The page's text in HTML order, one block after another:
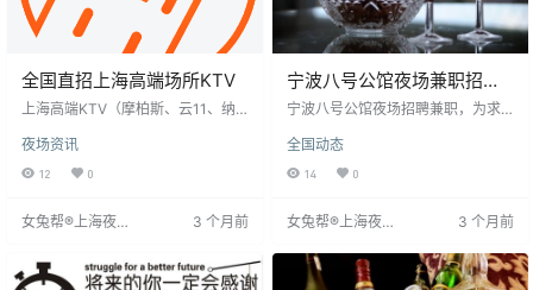
全国直招上海高端场所KTV
上海高端KTV（摩柏斯、云11、纳
要求女性年龄18-30岁，身高155c
m以上，形象好，有无经验均可，全
职或兼职。薪资日结，范围1500-8
着装为白色上衣黑色短裙。欢迎有
勿扰。
夜场资讯
12 0
女兔帮®上海夜场
3 个月前
宁波八号公馆夜场兼职招聘
高薪模特及酒水促销
宁波八号公馆夜场招聘兼职，为求
会。工作时间灵活，适合学生兼
职，无需繁重任务。薪资日结，从1
200元起步，最高可达2000元以
万可能。年底旺季招聘，需求旺
者请尽快联系。
全国动态
14 0
女兔帮®上海夜场
3 个月前